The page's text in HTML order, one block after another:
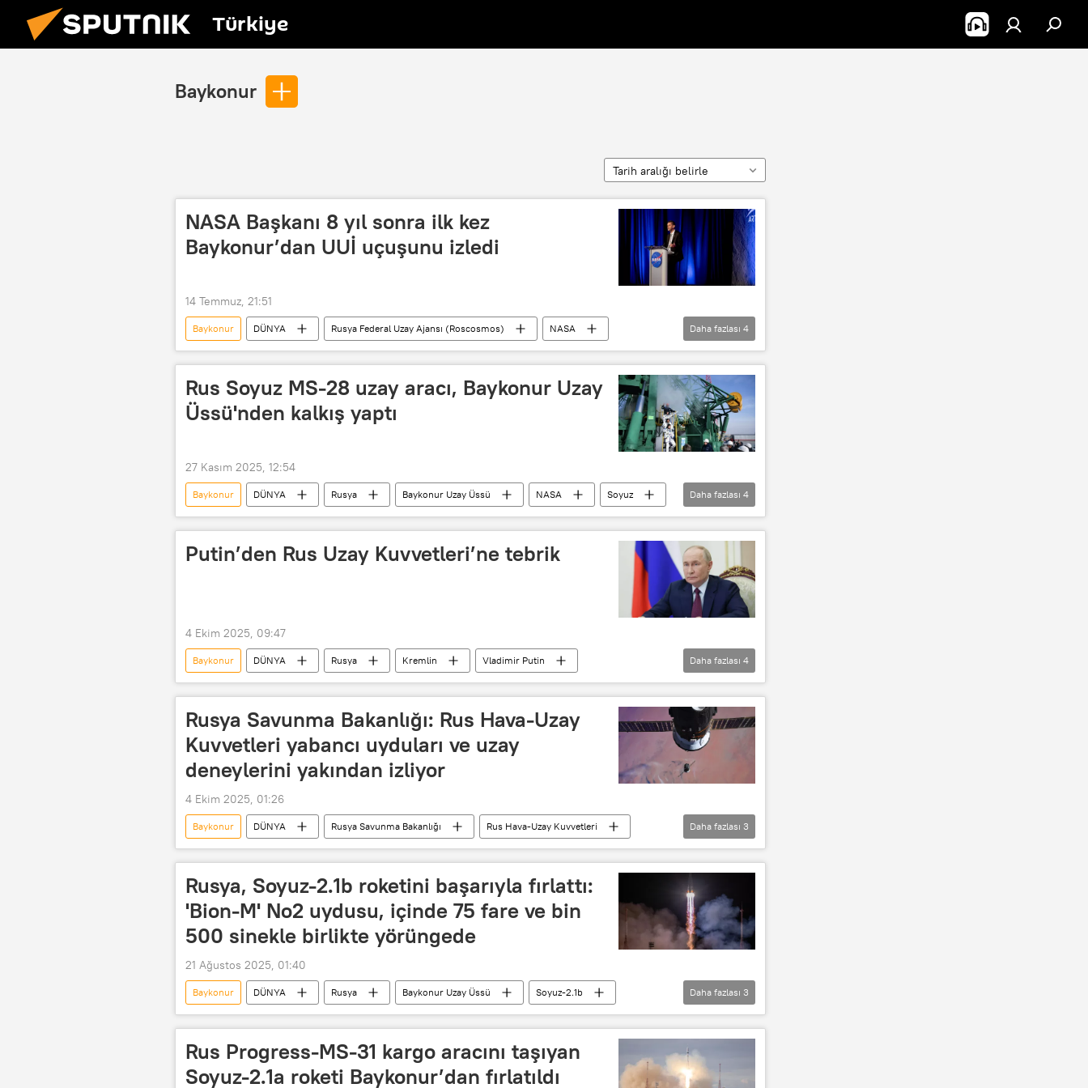
Türkiye
Baykonur
Tarih aralığı belirle
NASA Başkanı 8 yıl sonra ilk kez
Baykonur’dan UUİ uçuşunu izledi
14 Temmuz, 21:51
Baykonur DÜNYA Rusya Federal Uzay Ajansı (Roscosmos)
NASA
Uluslararası Uzay İstasyonu (UUİ)
Jared Isaacman Anna Kikina Soyuz-2.1a
Daha fazlası 4
Rus Soyuz MS-28 uzay aracı, Baykonur Uzay
Üssü'nden kalkış yaptı
27 Kasım 2025, 12:54
Baykonur DÜNYA Rusya Baykonur Uzay Üssü NASA
Soyuz
Kozmonot
Astronot Soyuz-2.1a fırlatma
Daha fazlası 4
Putin’den Rus Uzay Kuvvetleri’ne tebrik
4 Ekim 2025, 09:47
Baykonur DÜNYA Rusya Kremlin
Vladimir Putin
Rus Hava-Uzay Kuvvetleri
Tebrik Kutlama Baykonur Uzay Üssü
Daha fazlası 4
Rusya Savunma Bakanlığı: Rus Hava-Uzay
Kuvvetleri yabancı uyduları ve uzay
deneylerini yakından izliyor
4 Ekim 2025, 01:26
Baykonur DÜNYA Rusya Savunma Bakanlığı
Rus Hava-Uzay Kuvvetleri
Rusya
Uzay aracı Plesetsk Uzay Üssü
Daha fazlası 3
Rusya, Soyuz-2.1b roketini başarıyla fırlattı:
'Bion-M' No2 uydusu, içinde 75 fare ve bin
500 sinekle birlikte yörüngede
21 Ağustos 2025, 01:40
Baykonur DÜNYA Rusya Baykonur Uzay Üssü
Soyuz-2.1b
Soyuz
Fare Sinek
Daha fazlası 3
Rus Progress-MS-31 kargo aracını taşıyan
Soyuz-2.1a roketi Baykonur’dan fırlatıldı